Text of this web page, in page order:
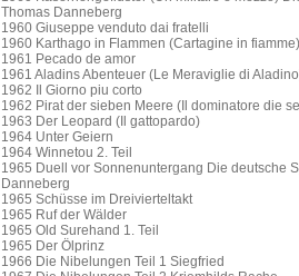
Thomas Danneberg
1960 Giuseppe venduto dai fratelli
1960 Karthago in Flammen (Cartagine in fiamme)
1961 Pecado de amor
1961 Aladins Abenteuer (Le Meraviglie di
1962 Il Giorno piu corto
1962 Pirat der sieben Meere (Il dominatore die
1963 Der Leopard (Il gattopardo)
1964 Unter Geiern
1964 Winnetou 2. Teil
1965 Duell vor Sonnenuntergang Die deutsche
Danneberg
1965 Schüsse im Dreivierteltakt
1965 Ruf der Wälder
1965 Old Surehand 1. Teil
1965 Der Ölprinz
1966 Die Nibelungen Teil 1 Siegfried